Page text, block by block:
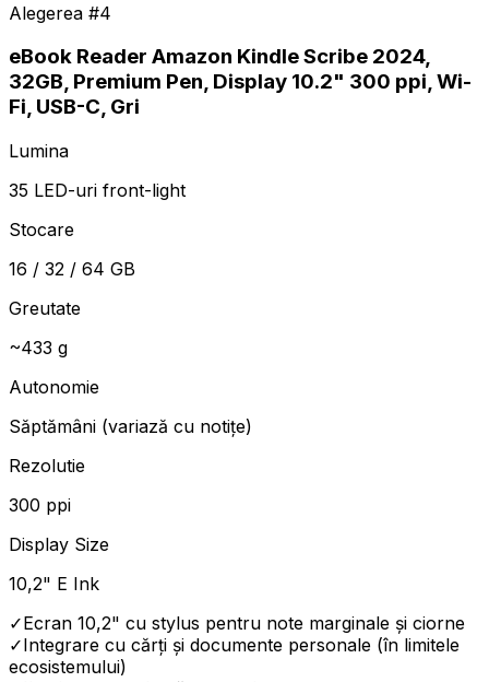
Alegerea #4
eBook Reader Amazon Kindle Scribe 2024,
32GB, Premium Pen, Display 10.2" 300 ppi, Wi-
Fi, USB-C, Gri
Lumina
35 LED-uri front-light
Stocare
16 / 32 / 64 GB
Greutate
~433 g
Autonomie
Săptămâni (variază cu notițe)
Rezolutie
300 ppi
Display Size
10,2" E Ink
✓Ecran 10,2" cu stylus pentru note marginale și ciorne
✓Integrare cu cărți și documente personale (în limitele
ecosistemului)